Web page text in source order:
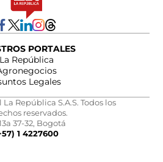
PORTALES
La República
Legales
República S.A.S. Todos los
reservados.
37-32, Bogotá
1 4227600